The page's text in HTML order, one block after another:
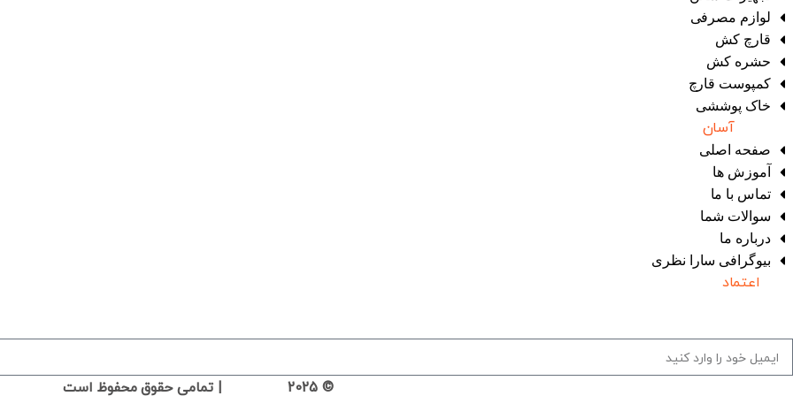
لوازم مصرفی
قارچ‌ کش
حشره‌ کش
کمپوست قارچ
خاک پوششی
آسان
صفحه اصلی
آموزش ها
تماس با ما
سوالات شما
درباره ما
بیوگرافی سارا نظری
اعتماد
© 2025
| تمامی حقوق محفوظ است